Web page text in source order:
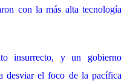
con la más alta tecnología
insurrecto, y un gobierno
desviar el foco de la pacífica